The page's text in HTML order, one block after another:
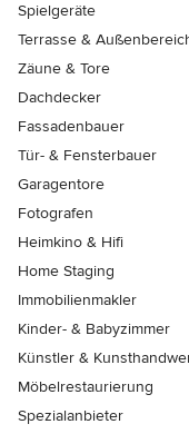
Spielgeräte
Terrasse &
Zäune & Tore
Dachdecker
Fassadenbauer
Tür- & Fensterbauer
Garagentore
Fotografen
Heimkino & Hifi
Home Staging
Immobilienmakler
Kinder- & Babyzimmer
Künstler &
Möbelrestaurierung
Spezialanbieter